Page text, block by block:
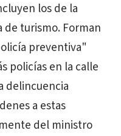
los de la
turismo. Forman
preventiva"
policías en la calle
delincuencia
a estas
del ministro